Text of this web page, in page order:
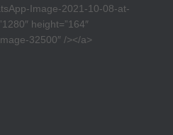
Image-2021-10-08-at-
height=”164″
32500″ /></a>